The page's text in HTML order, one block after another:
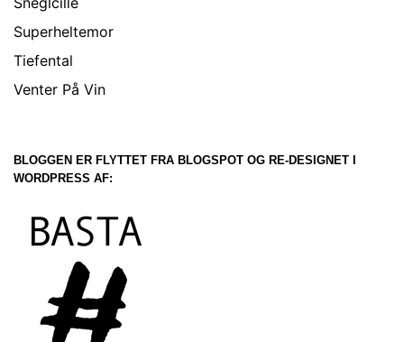
Superheltemor
Tiefental
Venter På Vin
BLOGGEN ER FLYTTET FRA BLOGSPOT OG RE-DESIGNET I
WORDPRESS AF: